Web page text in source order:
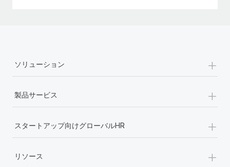
ソリューション +
製品サービス +
スタートアップ向けグローバルHR +
リソース +